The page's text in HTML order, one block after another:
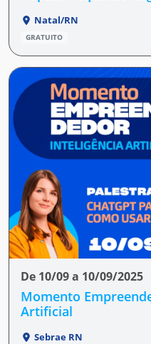
Natal/RN
GRATUITO
De 10/09 a 10/09/2025
Momento
Artificial
Sebrae RN